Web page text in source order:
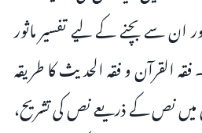
ان سے بچنے کے لیے تفسیر ماثور
القرآن و فقہ الحدیث کا طریقہ
نص کے ذریعے نص کی تشریح،